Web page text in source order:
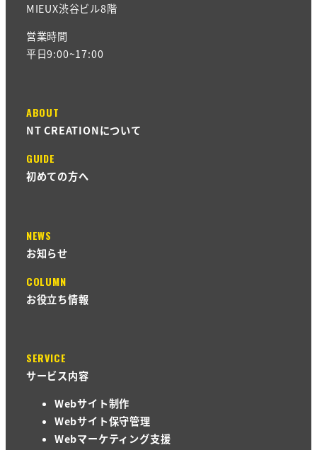
MIEUX渋谷ビル8階
営業時間
平日9:00~17:00
ABOUT
NT CREATIONについて
GUIDE
初めての方へ
NEWS
お知らせ
COLUMN
お役立ち情報
SERVICE
サービス内容
Webサイト制作
Webサイト保守管理
Webマーケティング支援